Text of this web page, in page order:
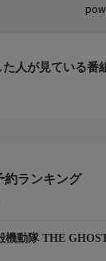
人が見ている番
約ランキング
機動隊 THE